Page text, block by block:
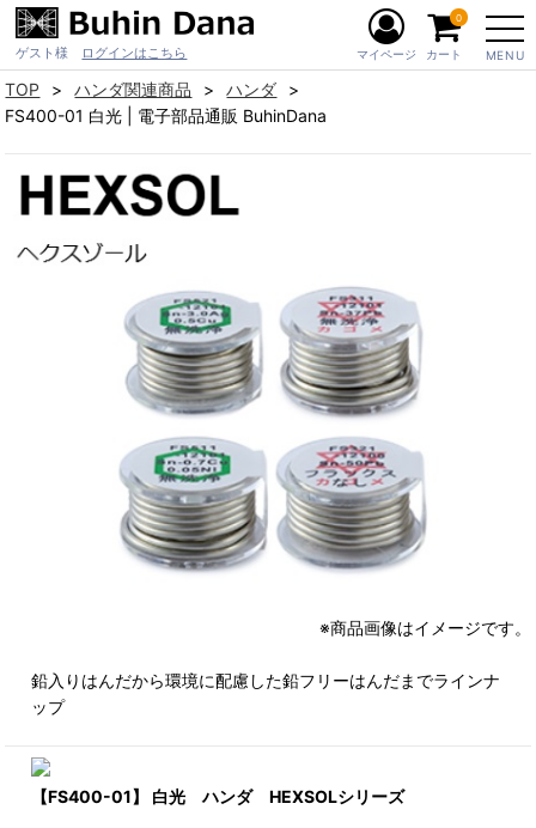
ゲスト様 ログインはこちら MENU
マイページ カート
0
TOP ハンダ関連商品
ハンダ
FS400-01 白光 | 電子部品通販 BuhinDana
※商品画像はイメージです。
鉛入りはんだから環境に配慮した鉛フリーはんだまでラインナ
ップ
【FS400-01】 白光 ハンダ HEXSOLシリーズ